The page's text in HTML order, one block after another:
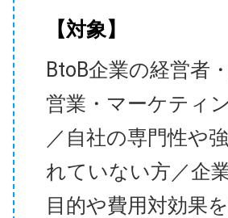
【対象】
BtoB企業の経営者
営業・マーケティ
／自社の専門性や
れていない方／企
目的や費用対効果